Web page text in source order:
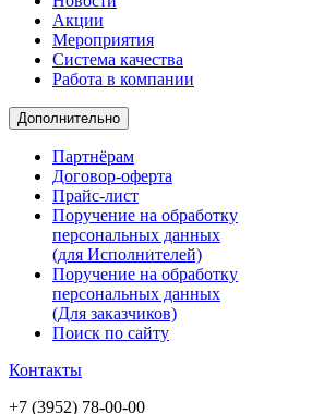
Акции
Мероприятия
Система качества
Работа в компании
Дополнительно
Партнёрам
Договор-оферта
Прайс-лист
Поручение на обработку
персональных данных
(для Исполнителей)
Поручение на обработку
персональных данных
(Для заказчиков)
Поиск по сайту
Контакты
+7 (3952) 78-00-00